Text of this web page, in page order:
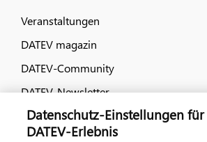
Veranstaltungen
DATEV magazin
DATEV-Community
DATEV-Newsletter
Kontaktieren Sie uns
Datenschutz-Einstellungen
DATEV-Erlebnis